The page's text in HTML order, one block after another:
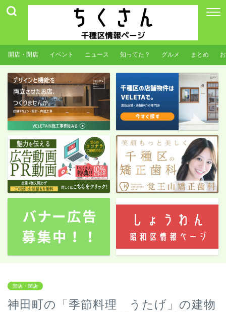
開店・閉店 イベント ニュース 知ってた？ グルメ まとめ
開店・閉店
神田町の「季節料理 うたげ」の建物